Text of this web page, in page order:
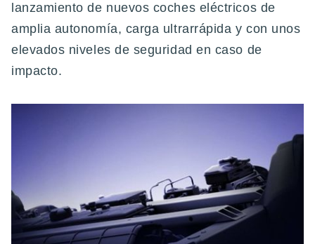
lanzamiento de nuevos coches eléctricos de
amplia autonomía, carga ultrarrápida y con unos
elevados niveles de seguridad en caso de
impacto.